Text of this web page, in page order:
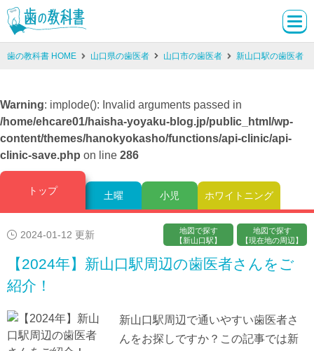
歯の教科書 HOME 山口県の歯医者 山口市の歯医者 新山口駅の歯医者
Warning: implode(): Invalid arguments passed in
/home/ehcare01/haisha-yoyaku-blog.jp/public_html/wp-
content/themes/hanokyokasho/functions/api-clinic/api-
clinic-save.php on line 286
トップ 土曜 小児 ホワイトニング
2024-01-12 更新
地図で探す
【新山口駅】
地図で探す
【現在地の周辺】
【2024年】新山口駅周辺の歯医者さんをご
紹介！
新山口駅周辺で通いやすい歯医者さ
んをお探しですか？この記事では新